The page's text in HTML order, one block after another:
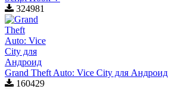
324981
Grand Theft Auto: Vice City для Aндроид
160429